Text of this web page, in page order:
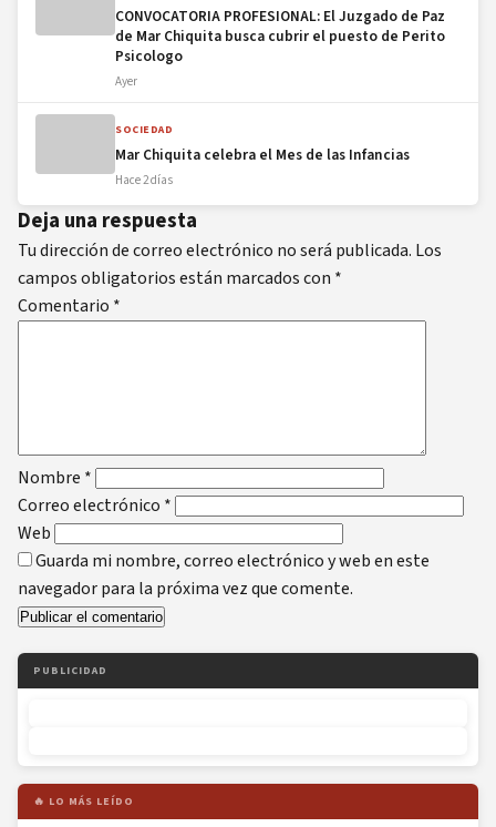
CONVOCATORIA PROFESIONAL: El Juzgado de Paz
de Mar Chiquita busca cubrir el puesto de Perito
Psicologo
Ayer
SOCIEDAD
Mar Chiquita celebra el Mes de las Infancias
Hace 2 días
Deja una respuesta
Tu dirección de correo electrónico no será publicada. Los
campos obligatorios están marcados con *
Comentario *
Nombre *
Correo electrónico *
Web
Guarda mi nombre, correo electrónico y web en este
navegador para la próxima vez que comente.
PUBLICIDAD
🔥 LO MÁS LEÍDO